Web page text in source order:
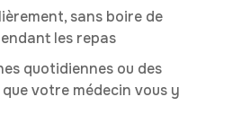
sans boire de
les repas
quotidiennes ou des
votre médecin vous y